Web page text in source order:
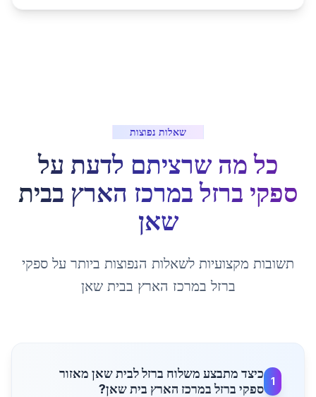
שאלות נפוצות
כל מה שרציתם לדעת על
ספקי ברזל במרכז הארץ בבית
שאן
תשובות מקצועיות לשאלות הנפוצות ביותר על ספקי
ברזל במרכז הארץ בבית שאן
1
כיצד מתבצע משלוח ברזל לבית שאן מאזור
ספקי ברזל במרכז הארץ בית שאן?